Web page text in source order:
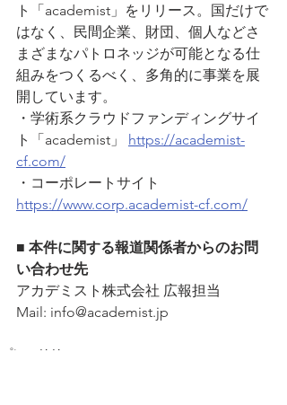
ト「academist」をリリース。国だけで
はなく、民間企業、財団、個人などさ
まざまなパトロネッジが可能となる仕
組みをつくるべく、多角的に事業を展
開しています。
・学術系クラウドファンディングサイ
ト「academist」 https://academist-
cf.com/
・コーポレートサイト
https://www.corp.academist-cf.com/
■ 本件に関する報道関係者からのお問
い合わせ先
アカデミスト株式会社 広報担当
Mail: info@academist.jp
プレスリリース